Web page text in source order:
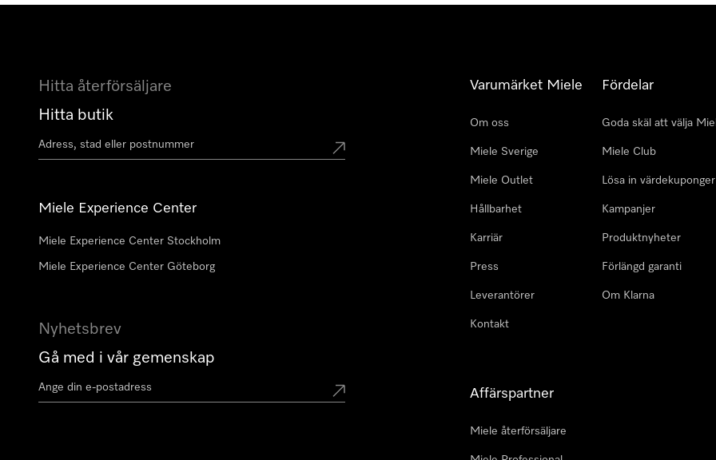
Hitta återförsäljare
Hitta butik
Miele Experience Center
Miele Experience Center Stockholm
Miele Experience Center Göteborg
Nyhetsbrev
Gå med i vår gemenskap
Varumärket Miele
Om oss
Miele Sverige
Miele Outlet
Hållbarhet
Karriär
Press
Leverantörer
Kontakt
Fördelar
Goda skäl att välja
Miele Club
Lösa in värdekuponger
Kampanjer
Produktnyheter
Förlängd garanti
Om Klarna
Affärspartner
Miele återförsäljare